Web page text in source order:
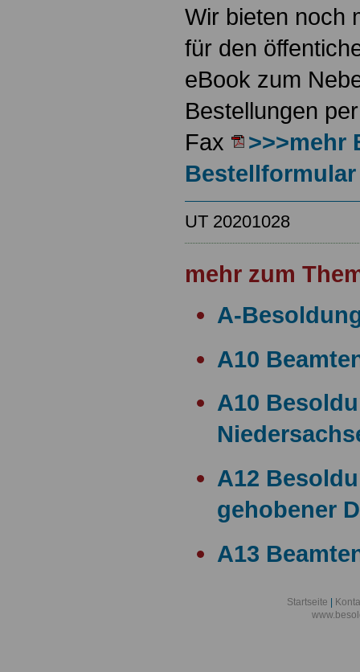
Wir bieten noch
für den
eBook zum
Bestellungen
Fax
>>>mehr
Bestellformular
UT 20201028
mehr zum
A-
A10
A10
A12
gehobener
A13
A13
Startseite